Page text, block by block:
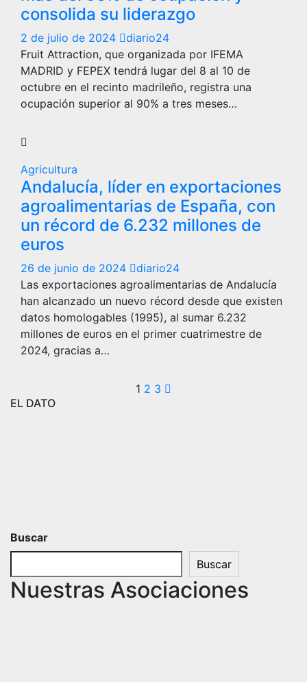
consolida su liderazgo
2 de julio de 2024
diario24
Fruit Attraction, que organizada por IFEMA
MADRID y FEPEX tendrá lugar del 8 al 10 de
octubre en el recinto madrileño, registra una
ocupación superior al 90% a tres meses…
Agricultura
Andalucía, líder en exportaciones
agroalimentarias de España, con
un récord de 6.232 millones de
euros
26 de junio de 2024
diario24
Las exportaciones agroalimentarias de Andalucía
han alcanzado un nuevo récord desde que existen
datos homologables (1995), al sumar 6.232
millones de euros en el primer cuatrimestre de
2024, gracias a…
Paginación
1 2 3
EL DATO
Buscar
Buscar
Nuestras Asociaciones